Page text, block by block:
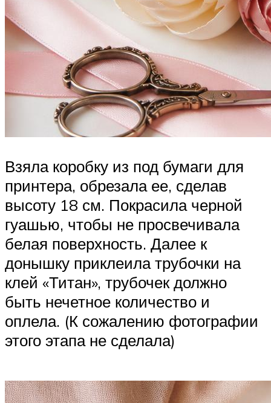
Взяла коробку из под бумаги для
принтера, обрезала ее, сделав
высоту 18 см. Покрасила черной
гуашью, чтобы не просвечивала
белая поверхность. Далее к
донышку приклеила трубочки на
клей «Титан», трубочек должно
быть нечетное количество и
оплела. (К сожалению фотографии
этого этапа не сделала)